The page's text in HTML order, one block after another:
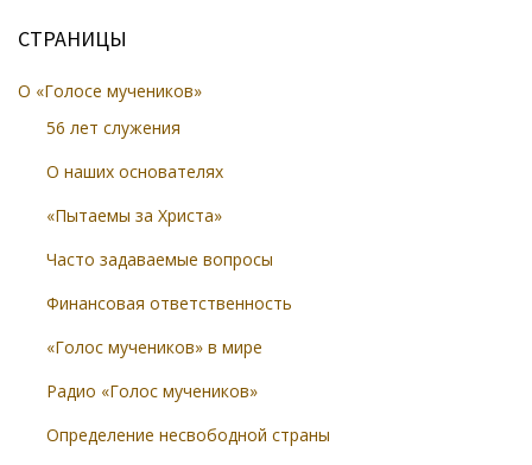
СТРАНИЦЫ
О «Голосе мучеников»
56 лет служения
О наших основателях
«Пытаемы за Христа»
Часто задаваемые вопросы
Финансовая ответственность
«Голос мучеников» в мире
Радио «Голос мучеников»
Определение несвободной страны